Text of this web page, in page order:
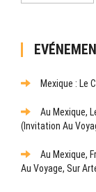
Mexique : Le
Au Mexique,
(Invitation Au
Au Mexique,
Au Voyage, Sur